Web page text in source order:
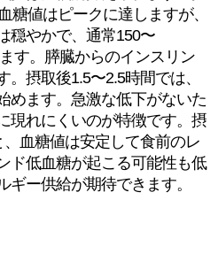
糖値はピークに達しますが、
穏やかで、通常150〜
す。膵臓からのインスリン
摂取後1.5〜2.5時間では、
めます。急激な低下がないた
現れにくいのが特徴です。摂
血糖値は安定して食前のレ
ド低血糖が起こる可能性も低
ギー供給が期待できます。